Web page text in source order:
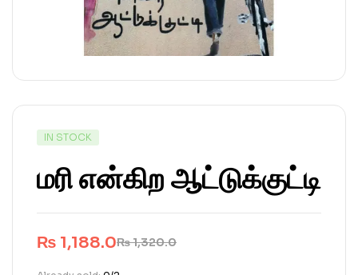
IN STOCK
மரி என்கிற ஆட்டுக்குட்டி
₨1,320.0
₨ 1,188.0